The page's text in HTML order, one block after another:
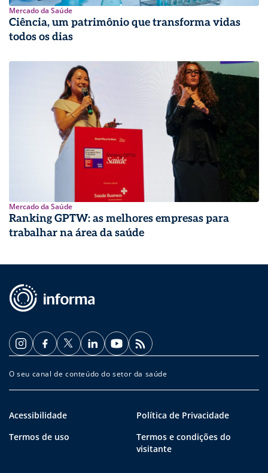
Mercado da Saúde
Ciência, um patrimônio que transforma vidas
todos os dias
Mercado da Saúde
Ranking GPTW: as melhores empresas para
trabalhar na área da saúde
O seu canal de conteúdo do setor da saúde
Acessibilidade
Política de Privacidade
Termos de uso
Termos e condições do
visitante